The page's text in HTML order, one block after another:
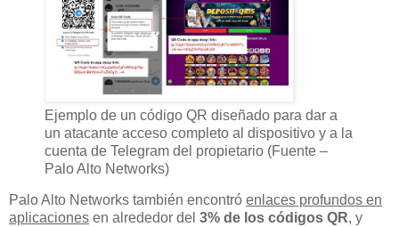
Ejemplo de un código QR diseñado para dar a
un atacante acceso completo al dispositivo y a la
cuenta de Telegram del propietario (Fuente –
Palo Alto Networks)
Palo Alto Networks también encontró enlaces profundos en
aplicaciones en alrededor del 3% de los códigos QR, y